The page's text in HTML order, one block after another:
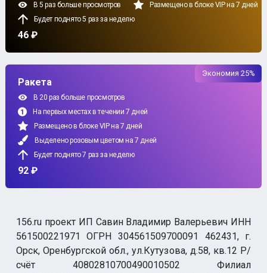
В 5 раз больше просмотров
Размещено в блоке VIP на 7 дней
Будет поднято 5 раз за неделю
46 ₽
Ракета
В 20 раз больше просмотров
На первых местах в течении 7 дней
Размещено в блоке VIP на 7 дней
Выделено розовым цветом на 7 дней
Будет поднято 7 раз за неделю
92 ₽
Экономия 25%
156.ru проект ИП Савин Владимир Валерьевич ИНН
561500221971 ОГРН 304561509700091 462431, г.
Орск, Оренбургской обл., ул.Кутузова, д.58, кв.12 Р/
счёт 40802810700490010502 Филиал